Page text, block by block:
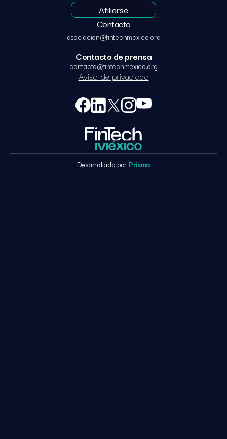
Afiliarse
Contacto
asociacion@fintechmexico.org
Contacto de prensa
contacto@fintechmexico.org
Aviso de privacidad
Desarrollado por Prisma